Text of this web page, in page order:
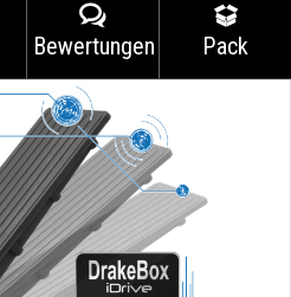
Bewertungen Pack